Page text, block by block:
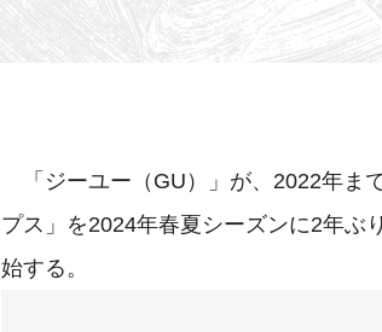
「ジーユー（GU）」が、2022年ま
プス」を2024年春夏シーズンに2年ぶ
始する。